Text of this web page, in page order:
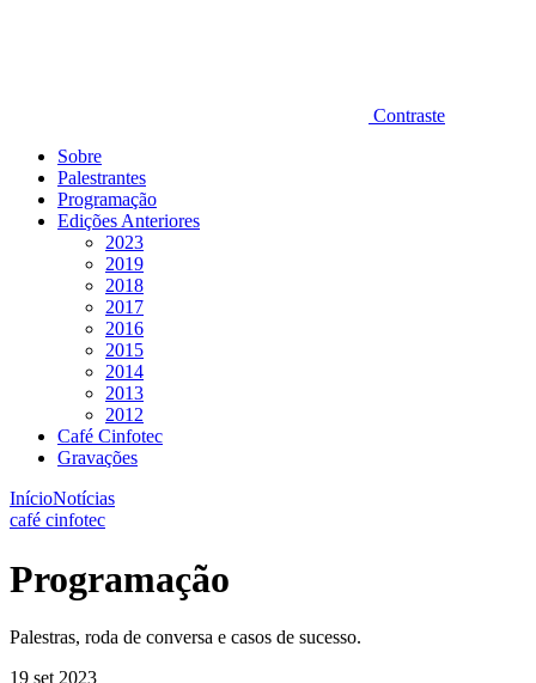
Contraste
Sobre
Palestrantes
Programação
Edições Anteriores
2023
2019
2018
2017
2016
2015
2014
2013
2012
Café Cinfotec
Gravações
InícioNotícias
café cinfotec
Programação
Palestras, roda de conversa e casos de sucesso.
19 set 2023